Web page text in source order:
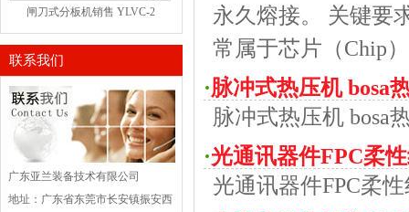
闸刀式分板机销售 YLVC-2
联系我们
广东亚兰装备技术有限公司
地址：广东省东莞市长安镇振安西
永久熔接。 关键要
常属于芯片（Chip
·脉冲式热压机 bosa
脉冲式热压机 bosa
·光通讯器件FPC柔
光通讯器件FPC柔